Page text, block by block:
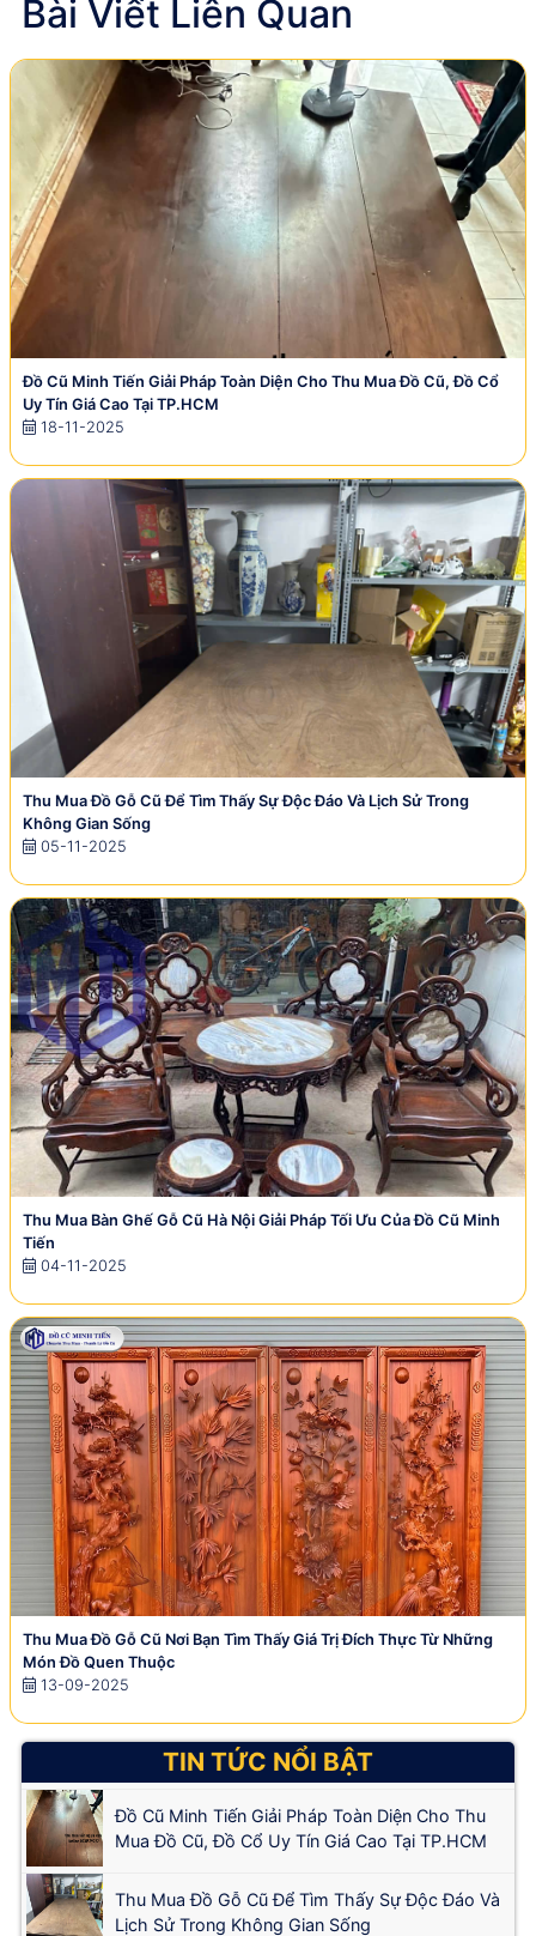
Bài Viết Liên Quan
Đồ Cũ Minh Tiến Giải Pháp Toàn Diện Cho Thu Mua Đồ Cũ, Đồ Cổ
Uy Tín Giá Cao Tại TP.HCM
18-11-2025
Thu Mua Đồ Gỗ Cũ Để Tìm Thấy Sự Độc Đáo Và Lịch Sử Trong
Không Gian Sống
05-11-2025
Thu Mua Bàn Ghế Gỗ Cũ Hà Nội Giải Pháp Tối Ưu Của Đồ Cũ Minh
Tiến
04-11-2025
Thu Mua Đồ Gỗ Cũ Nơi Bạn Tìm Thấy Giá Trị Đích Thực Từ Những
Món Đồ Quen Thuộc
13-09-2025
TIN TỨC NỔI BẬT
Đồ Cũ Minh Tiến Giải Pháp Toàn Diện Cho Thu
Mua Đồ Cũ, Đồ Cổ Uy Tín Giá Cao Tại TP.HCM
Thu Mua Đồ Gỗ Cũ Để Tìm Thấy Sự Độc Đáo Và
Lịch Sử Trong Không Gian Sống